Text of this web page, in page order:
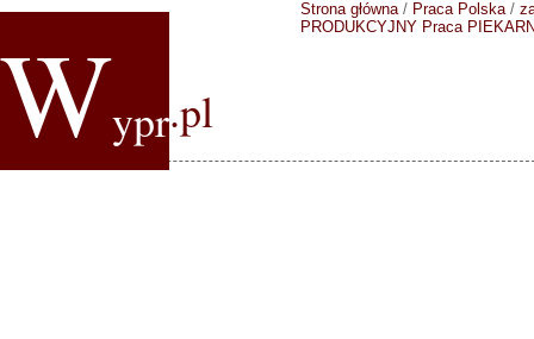
Wypr.pl
Strona główna/ Praca Polska/
PRODUKCYJNY Praca